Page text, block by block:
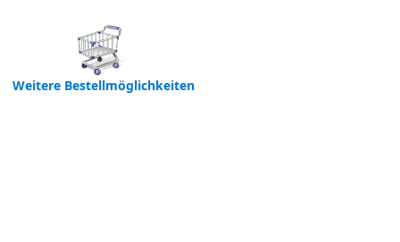
Weitere Bestellmöglichkeiten